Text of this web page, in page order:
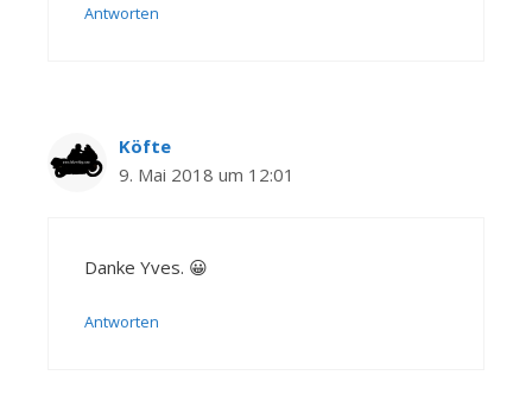
Antworten
Köfte
9. Mai 2018 um 12:01
Danke Yves. 😀
Antworten